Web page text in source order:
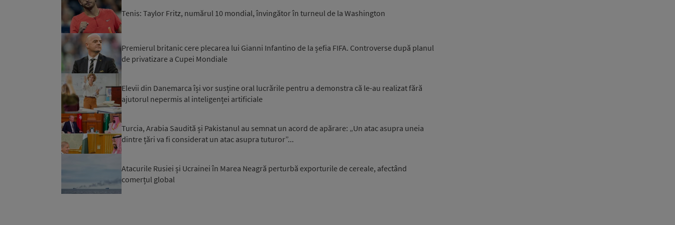
Tenis: Taylor Fritz, numărul 10 mondial, învingător în turneul de la Washington
Premierul britanic cere plecarea lui Gianni Infantino de la șefia FIFA. Controverse după planul
de privatizare a Cupei Mondiale
Elevii din Danemarca își vor susține oral lucrările pentru a demonstra că le-au realizat fără
ajutorul nepermis al inteligenței artificiale
Turcia, Arabia Saudită și Pakistanul au semnat un acord de apărare: „Un atac asupra uneia
dintre țări va fi considerat un atac asupra tuturor”...
Atacurile Rusiei și Ucrainei în Marea Neagră perturbă exporturile de cereale, afectând
comerțul global